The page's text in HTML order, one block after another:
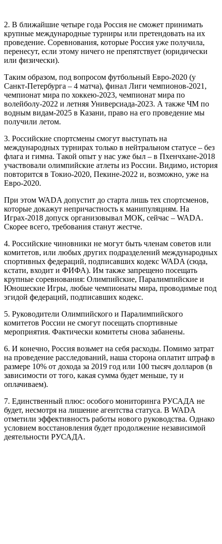
2. В ближайшие четыре года Россия не сможет принимать
крупные международные турниры или претендовать на их
проведение. Соревнования, которые Россия уже получила,
перенесут, если этому ничего не препятствует (юридически
или физически).
Таким образом, под вопросом футбольный Евро-2020 (у
Санкт-Петербурга – 4 матча), финал Лиги чемпионов-2021,
чемпионат мира по хоккею-2023, чемпионат мира по
волейболу-2022 и летняя Универсиада-2023. А также ЧМ по
водным видам-2025 в Казани, право на его проведение мы
получили летом.
3. Российские спортсмены смогут выступать на
международных турнирах только в нейтральном статусе – без
флага и гимна. Такой опыт у нас уже был – в Пхенчхане-2018
участвовали олимпийские атлеты из России. Видимо, история
повторится в Токио-2020, Пекине-2022 и, возможно, уже на
Евро-2020.
При этом WADA допустит до старта лишь тех спортсменов,
которые докажут непричастность к манипуляциям. На
Играх-2018 допуск организовывал МОК, сейчас – WADA.
Скорее всего, требования станут жестче.
4. Российские чиновники не могут быть членам советов или
комитетов, или любых других подразделений международных
спортивных федераций, подписавших кодекс WADA (сюда,
кстати, входит и ФИФА). Им также запрещено посещать
крупные соревнования: Олимпийские, Паралимпийские и
Юношеские Игры, любые чемпионаты мира, проводимые под
эгидой федераций, подписавших кодекс.
5. Руководители Олимпийского и Паралимпийского
комитетов России не смогут посещать спортивные
мероприятия. Фактически комитеты снова забанены.
6. И конечно, Россия возьмет на себя расходы. Помимо затрат
на проведение расследований, наша сторона оплатит штраф в
размере 10% от дохода за 2019 год или 100 тысяч долларов (в
зависимости от того, какая сумма будет меньше, ту и
оплачиваем).
7. Единственный плюс: особого мониторинга РУСАДА не
будет, несмотря на лишение агентства статуса. В WADA
отметили эффективность работы нового руководства. Однако
условием восстановления будет продолжение независимой
деятельности РУСАДА.